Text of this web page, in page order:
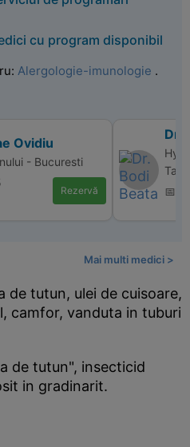
cu program disponibil
Alergologie-imunologie .
Ovidiu
- Bucuresti
Rezervă
Dr.
📅
Mai multi medici >
de tutun, ulei de cuisoare,
camfor, vanduta in tuburi
de tutun", insecticid
in gradinarit.